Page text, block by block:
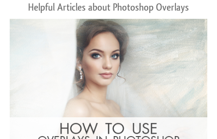
Helpful Articles about Photoshop Overlays